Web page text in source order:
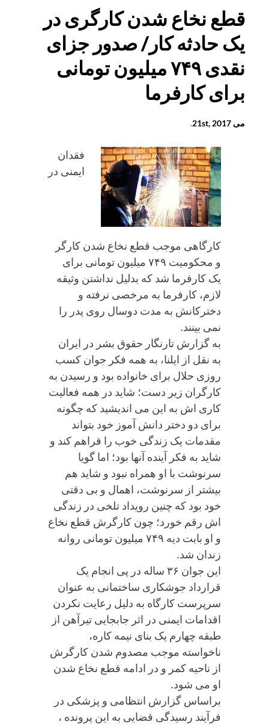
اعتراضی
در
تهران
و
خوزستان
قطع نخاع شدن کارگری در
یک حادثه کار/ صدور جزای
نقدی ۷۴۹ میلیون تومانی
برای کارفرما
می 21st, 2017 .
فقدان
ایمنی در
کارگاهی موجب قطع نخاع شدن کارگر
و محکومیت ۷۴۹ میلیون تومانی برای
یک کارفرما شد که بدلیل نداشتن وثیقه
لازم، کارفرما به مرخصی نرفته و
دخترکانش به مدت دوسال روی پدر را
نمی بینند.
به گزارش تارنگار حقوق بشر در ایران
به نقل از ایلنا، به همه فکر جوان کسب
روزی حلال برای خانواده بود و رسیدن به
کارگران زیر دست؛ شاید در همه فعالیت
کاری اش به این می اندیشید که چگونه
برای دو دختر دانش آموز خود بتواند
مقدمات یک زندگی خوب را فراهم کند و
شاید به فکر آینده آنها بود؛ اما گویا
سرنوشت با او همراه نبود و شاید هم
بیشتر از سرنوشت، اهمال و بی دقتی
خود بود که چنین رویداد تلخی در زندگی
اش رقم خورد؛ چون کارگرش قطع نخاع
و او بابت دیه ۷۴۹ میلیون تومانی روانه
زندان شد.
این جوان ۳۶ ساله در پی انجام یک
قرارداد جوشکاری ساختمانی به عنوان
سرپرست کارگاه به دلیل رعایت نکردن
اقدامات ایمنی در اثر جابجایی تیرآهن از
طبقه چهارم یک بنای نیمه کاره،
ناخواسته موجب مصدوم شدن کارگرش
از ناحیه کمر و در ادامه قطع نخاع شدن
او می ‌شود.
براساس گزارش انتظامی و پزشکی در
فرآیند رسیدگی قضایی به این پرونده ،